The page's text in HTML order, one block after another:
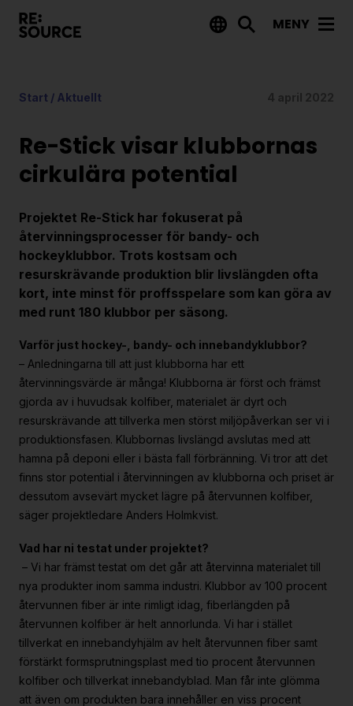
MENY
Nyheter
Tips på utlysningar
Projektdatabas
Rapporter från RE:Source
Finansiering
Utlysningar
Strategiska projekt
För dig i projekt
Om RE:Source
Programorganisation
Innovationsagenda
Grafisk profil och mallar
Kontakt
Start / Aktuellt 4 april 2022
Re-Stick visar klubbornas
cirkulära potential
Projektet Re-Stick har fokuserat på
återvinningsprocesser för bandy- och
hockeyklubbor. Trots kostsam och
resurskrävande produktion blir livslängden ofta
kort, inte minst för proffsspelare som kan göra av
med runt 180 klubbor per säsong.
Varför just hockey-, bandy- och innebandyklubbor?
– Anledningarna till att just klubborna har ett
återvinningsvärde är många! Klubborna är först och främst
gjorda av i huvudsak kolfiber, materialet är dyrt och
resurskrävande att tillverka men störst miljöpåverkan ser vi i
produktionsfasen. Klubbornas livslängd avslutas med att
hamna på deponi eller i bästa fall förbränning. Vi tror att det
finns stor potential i återvinningen av klubborna och priset är
dessutom avsevärt mycket lägre på återvunnen kolfiber,
säger projektledare Anders Holmkvist.
Vad har ni testat under projektet?
– Vi har främst testat om det går att återvinna materialet till
nya produkter inom samma industri. Klubbor av 100 procent
återvunnen fiber är inte rimligt idag, fiberlängden på
återvunnen kolfiber är helt annorlunda. Vi har i stället
tillverkat en innebandyhjälm av helt återvunnen fiber samt
förstärkt formsprutningsplast med tio procent återvunnen
kolfiber och tillverkat innebandyblad. Man får inte glömma
att även om produkten bara innehåller en viss procent